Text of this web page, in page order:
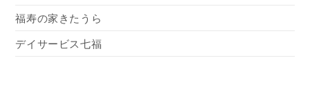
福寿の家きたうら
デイサービス七福